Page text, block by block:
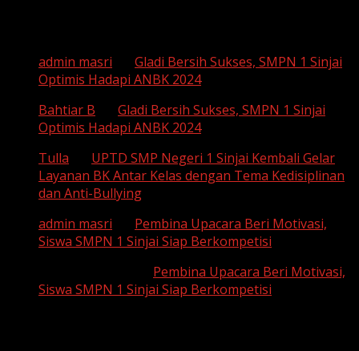
admin masri
Gladi Bersih Sukses, SMPN 1 Sinjai
Optimis Hadapi ANBK 2024
Bahtiar B
Gladi Bersih Sukses, SMPN 1 Sinjai
Optimis Hadapi ANBK 2024
Tulla
UPTD SMP Negeri 1 Sinjai Kembali Gelar
Layanan BK Antar Kelas dengan Tema Kedisiplinan
dan Anti-Bullying
admin masri
Pembina Upacara Beri Motivasi,
Siswa SMPN 1 Sinjai Siap Berkompetisi
Pembina Upacara Beri Motivasi,
Siswa SMPN 1 Sinjai Siap Berkompetisi